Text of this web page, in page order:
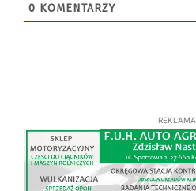
0 KOMENTARZY
REKLAMA